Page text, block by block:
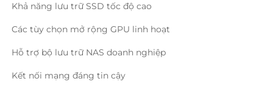
Khả năng lưu trữ SSD tốc độ cao
Các tùy chọn mở rộng GPU linh hoạt
Hỗ trợ bộ lưu trữ NAS doanh nghiệp
Kết nối mạng đáng tin cậy